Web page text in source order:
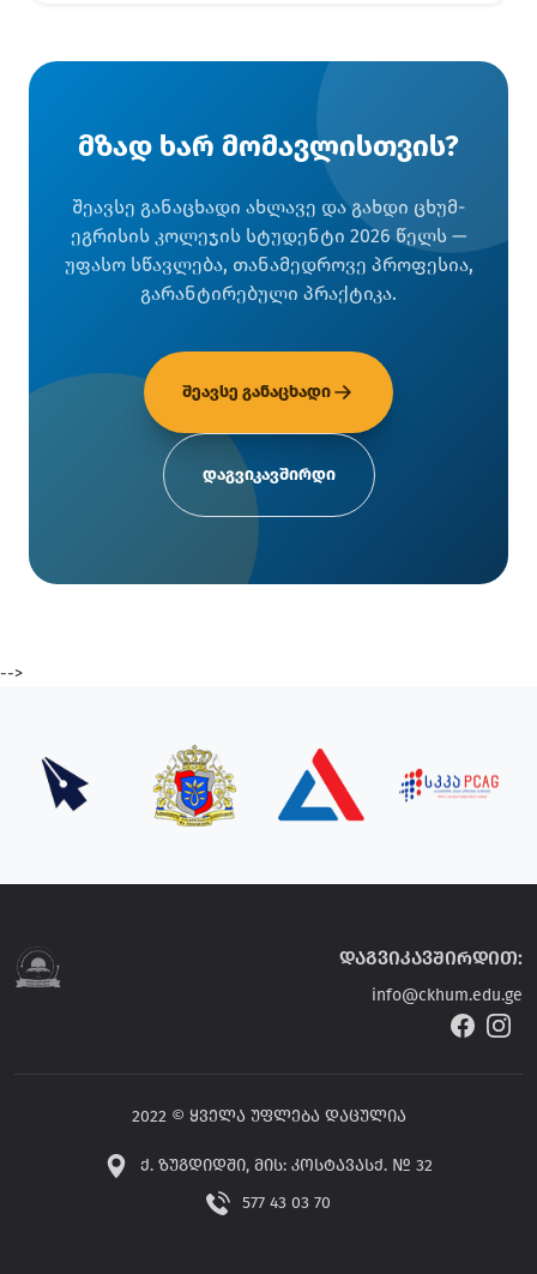
მზად ხარ მომავლისთვის?
შეავსე განაცხადი ახლავე და გახდი ცხუმ-
ეგრისის კოლეჯის სტუდენტი 2026 წელს —
უფასო სწავლება, თანამედროვე პროფესია,
გარანტირებული პრაქტიკა.
შეავსე განაცხადი
დაგვიკავშირდი
-->
დაგვიკავშირდით:
info@ckhum.edu.ge
2022 © ყველა უფლება დაცულია
ქ. ზუგდიდში, მის: კოსტავასქ. № 32
577 43 03 70